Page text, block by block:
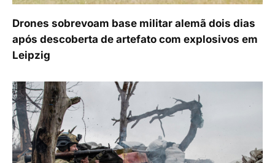
Drones sobrevoam base militar alemã dois dias
após descoberta de artefato com explosivos em
Leipzig